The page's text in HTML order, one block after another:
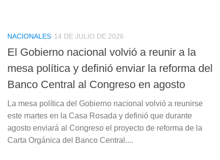
NACIONALES 14 DE JULIO DE 2026
El Gobierno nacional volvió a reunir a la
mesa política y definió enviar la reforma del
Banco Central al Congreso en agosto
La mesa política del Gobierno nacional volvió a reunirse
este martes en la Casa Rosada y definió que durante
agosto enviará al Congreso el proyecto de reforma de la
Carta Orgánica del Banco Central....